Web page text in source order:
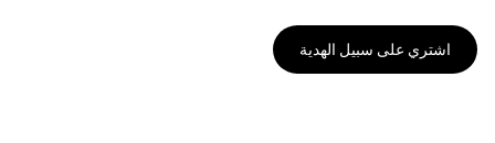
اشتري على سبيل الهدية